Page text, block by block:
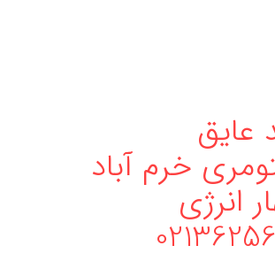
عایق
خرم آباد
انرژی